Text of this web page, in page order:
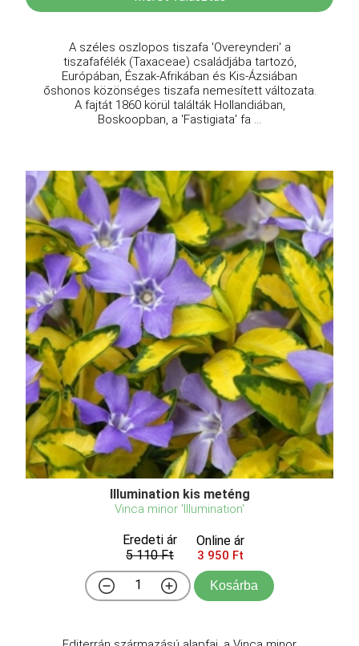
A széles oszlopos tiszafa 'Overeynderi' a
tiszafafélék (Taxaceae) családjába tartozó,
Európában, Észak-Afrikában és Kis-Ázsiában
őshonos közönséges tiszafa nemesített változata.
A fajtát 1860 körül találták Hollandiában,
Boskoopban, a 'Fastigiata' fa ...
Illumination kis meténg
Vinca minor 'Illumination'
Eredeti ár
5 110 Ft
Online ár
3 950 Ft
Kosárba